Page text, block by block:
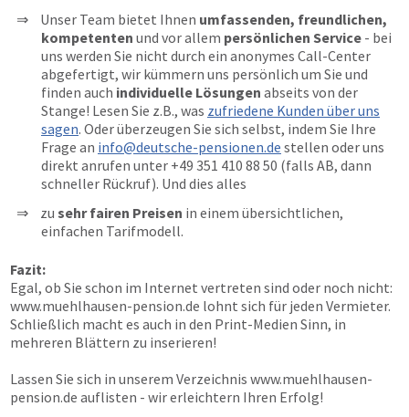
Unser Team bietet Ihnen umfassenden, freundlichen,
kompetenten und vor allem persönlichen Service - bei
uns werden Sie nicht durch ein anonymes Call-Center
abgefertigt, wir kümmern uns persönlich um Sie und
finden auch individuelle Lösungen abseits von der
Stange! Lesen Sie z.B., was zufriedene Kunden über uns
sagen. Oder überzeugen Sie sich selbst, indem Sie Ihre
Frage an info@deutsche-pensionen.de stellen oder uns
direkt anrufen unter +49 351 410 88 50 (falls AB, dann
schneller Rückruf). Und dies alles
zu sehr fairen Preisen in einem übersichtlichen,
einfachen Tarifmodell.
Fazit:
Egal, ob Sie schon im Internet vertreten sind oder noch nicht:
www.muehlhausen-pension.de lohnt sich für jeden Vermieter.
Schließlich macht es auch in den Print-Medien Sinn, in
mehreren Blättern zu inserieren!
Lassen Sie sich in unserem Verzeichnis www.muehlhausen-
pension.de auflisten - wir erleichtern Ihren Erfolg!